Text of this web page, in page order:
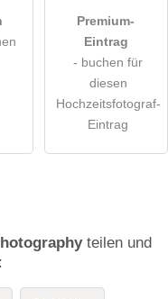
Premium-
Eintrag
- buchen für
diesen
Hochzeitsfotograf-
Eintrag
teilen und